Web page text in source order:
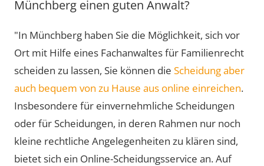
Münchberg einen guten Anwalt?
"In Münchberg haben Sie die Möglichkeit, sich vor
Ort mit Hilfe eines Fachanwaltes für Familienrecht
scheiden zu lassen, Sie können die Scheidung aber
auch bequem von zu Hause aus online einreichen.
Insbesondere für einvernehmliche Scheidungen
oder für Scheidungen, in deren Rahmen nur noch
kleine rechtliche Angelegenheiten zu klären sind,
bietet sich ein Online-Scheidungsservice an. Auf